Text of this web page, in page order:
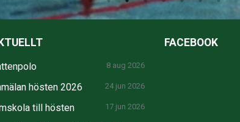
8 aug 2026
hösten 2026 24 jun 2026
till hösten 17 jun 2026
FACEBOOK